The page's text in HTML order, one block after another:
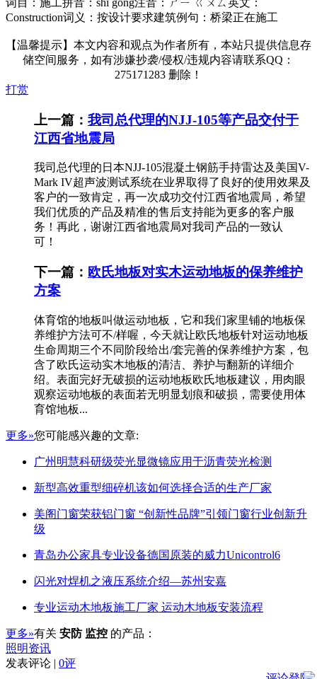
词目：施工拼音：shī gōng注音：ㄕㄧ ㄍㄨㄙ英文：
Construction词义：按设计要求建筑例句：桥梁正在施工
【温馨提示】本文内容和观点为作者所有，本站只提供信息存
储空间服务，如有涉嫌抄袭/侵权/违规内容请联系QQ：
275171283 删除！
打赏
上一篇： 我司总代理的NJJ-105等产品交付于
江西省地震局
我司总代理的日本NJJ-105混凝土钢筋手持雷达及美国V-
Mark IV超声波测试系统在业界取得了良好的使用效果及
客户的一致肯定，再一次成功交付江西省地震局，希望
我们优质的产品及精准的售后支持能为更多的客户服
务！再此，谢谢江西省地震局对我司产品的一致认
可！
下一篇： 欧氏地板对实木运动地板的保养维护
方案
体育馆的地板叫做运动地板，它和我们家里铺的地板保
养维护方法可不/样喔，今天就让欧氏地板针对运动地板
生命周期三个不同阶段给出/套完善的保养维护方案，包
含了欧氏运动实木地板的清洁、养护与翻新的详细介
绍。表面完好无破损的运动地板欧氏地板建议，用肉眼
观察运动地板的表面若无明显划痕和破损，需要使用体
育馆地板...
更多»您可能感兴趣的文章:
广州明慧科研级荧光显微镜应用于沥青荧光检测
新型高效重型细碎机该如何选择合适的生产厂家
美阁门窗荣获铝门窗 “创新性品牌”引领门窗行业创新升
级
青岛办公家具专业设备德国原装的威力Unicontrol6
闪光对焊机之液压系统介绍—苏州安嘉
专业运动木地板施工厂家 运动木地板安装流程
更多»有关 安防 监控 的产品：
照明资讯
发表评论 | 0评